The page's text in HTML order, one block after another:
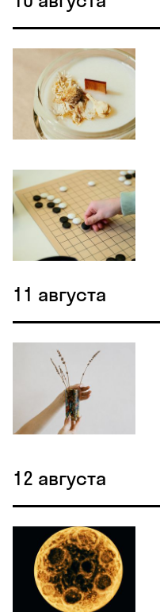
11 августа
12 августа